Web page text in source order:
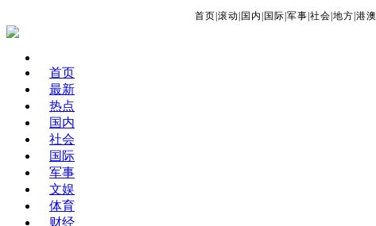
首页 滚动 国内 国际 军事 社会 地方 港澳
首页
最新
热点
国内
社会
国际
军事
文娱
体育
财经